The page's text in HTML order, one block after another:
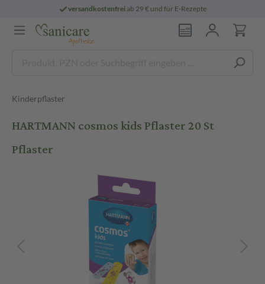
versandkostenfreiab 29 € und für E-Rezepte
Kinderpflaster
HARTMANN cosmos kids Pflaster 20 St
Pflaster